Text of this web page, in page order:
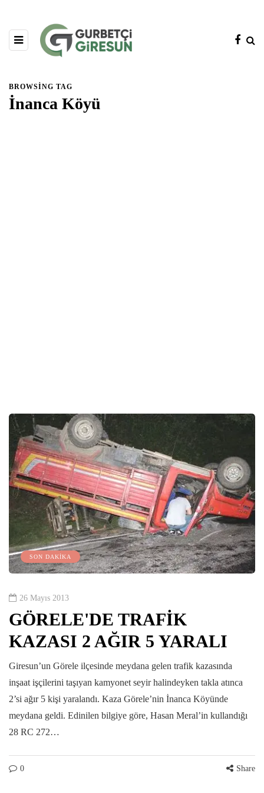
BROWSING TAG
İnanca Köyü
SON DAKİKA
26 Mayıs 2013
GÖRELE'DE TRAFİK
KAZASI 2 AĞIR 5 YARALI
Giresun’un Görele ilçesinde meydana gelen trafik kazasında
inşaat işçilerini taşıyan kamyonet seyir halindeyken takla atınca
2’si ağır 5 kişi yaralandı. Kaza Görele’nin İnanca Köyünde
meydana geldi. Edinilen bilgiye göre, Hasan Meral’in kullandığı
28 RC 272…
0 Share